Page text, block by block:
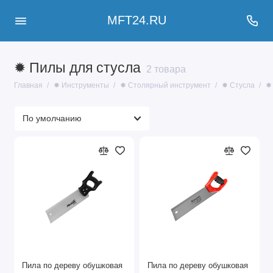
MFT24.RU
✹ Пилы для стусла 2 товара
Главная ✹ Инструменты ✹ Столярный инструмент ✹ Стусла ✹
Пила по дереву обушковая
Пила по дереву обушковая